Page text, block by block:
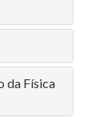
da Física